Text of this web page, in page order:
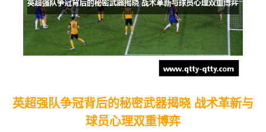
英超强队争冠背后的秘密武器揭晓 战术革新与
球员心理双重博弈